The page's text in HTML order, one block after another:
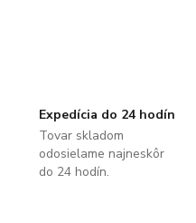
Expedícia do 24 hodín
Tovar skladom
odosielame najneskôr
do 24 hodín.